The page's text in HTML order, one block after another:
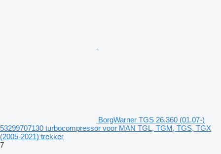
BorgWarner TGS 26.360 (01.07-)
53299707130 turbocompressor voor MAN TGL, TGM, TGS, TGX
(2005-2021) trekker
7